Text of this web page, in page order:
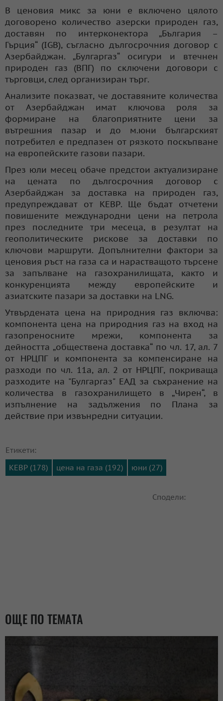
В ценовия микс за юни е включено цялото
договорено количество азерски природен газ,
доставян по интерконектора „България –
Гърция“ (IGB), съгласно дългосрочния договор с
Азербайджан. „Булгаргаз“ осигури и втечнен
природен газ (ВПГ) по сключени договори с
търговци, след организиран търг.
Анализите показват, че доставяните количества
от Азербайджан имат ключова роля за
формиране на благоприятните цени за
вътрешния пазар и до м.юни българският
потребител е предпазен от рязкото поскъпване
на европейските газови пазари.
През юли месец обаче предстои актуализиране
на цената по дългосрочния договор с
Азербайджан за доставка на природен газ,
предупреждават от КЕВР. Ще бъдат отчетени
повишените международни цени на петрола
през последните три месеца, в резултат на
геополитическите рискове за доставки по
ключови маршрути. Допълнителни фактори за
ценовия ръст на газа са и нарастващото търсене
за запълване на газохранилищата, както и
конкуренцията между европейските и
азиатските пазари за доставки на LNG.
Утвърдената цена на природния газ включва:
компонента цена на природния газ на вход на
газопреносните мрежи, компонента за
дейността „обществена доставка“ по чл. 17, ал. 7
от НРЦПГ и компонента за компенсиране на
разходи по чл. 11а, ал. 2 от НРЦПГ, покриваща
разходите на "Булгаргаз" ЕАД за съхранение на
количества в газохранилището в „Чирен“, в
изпълнение на задължения по Плана за
действие при извънредни ситуации.
Етикети:
КЕВР (178)
цена на газа (192) юни (27)
Сподели:
ОЩЕ ПО ТЕМАТА